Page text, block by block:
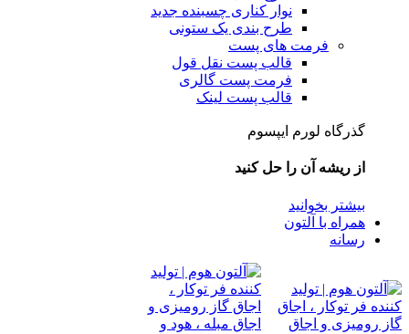
نوار کناری چسبنده جدید
طرح بندی یک ستونی
فرمت های پست
قالب پست نقل قول
فرمت پست گالری
قالب پست لینک
گذرگاه لورم ایپسوم
از ریشه آن را حل کنید
بیشتر بخوانید
همراه با آلتون
رسانه